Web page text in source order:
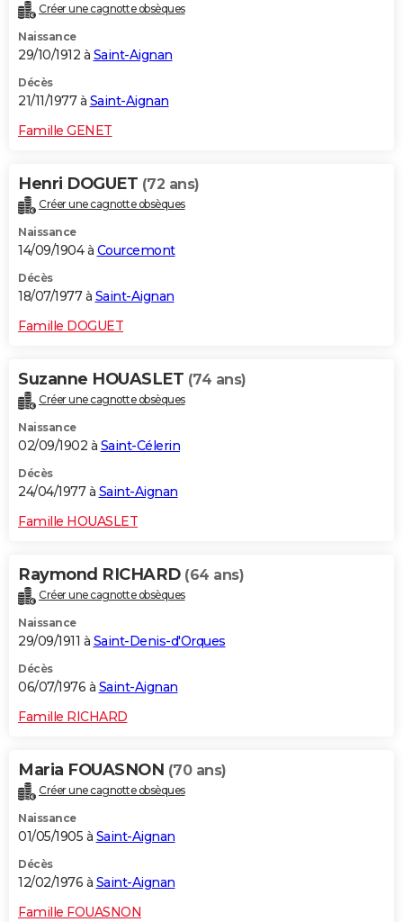
Créer une cagnotte obsèques
Naissance
29/10/1912 à Saint-Aignan
Décès
21/11/1977 à Saint-Aignan
Famille GENET
Henri DOGUET (72 ans)
Créer une cagnotte obsèques
Naissance
14/09/1904 à Courcemont
Décès
18/07/1977 à Saint-Aignan
Famille DOGUET
Suzanne HOUASLET (74 ans)
Créer une cagnotte obsèques
Naissance
02/09/1902 à Saint-Célerin
Décès
24/04/1977 à Saint-Aignan
Famille HOUASLET
Raymond RICHARD (64 ans)
Créer une cagnotte obsèques
Naissance
29/09/1911 à Saint-Denis-d'Orques
Décès
06/07/1976 à Saint-Aignan
Famille RICHARD
Maria FOUASNON (70 ans)
Créer une cagnotte obsèques
Naissance
01/05/1905 à Saint-Aignan
Décès
12/02/1976 à Saint-Aignan
Famille FOUASNON